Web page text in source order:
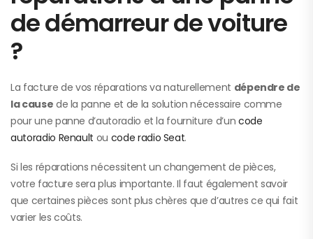
de démarreur de voiture
?
La facture de vos réparations va naturellement dépendre de
la cause de la panne et de la solution nécessaire comme
pour une panne d’autoradio et la fourniture d’un code
autoradio Renault ou code radio Seat.
Si les réparations nécessitent un changement de pièces,
votre facture sera plus importante. Il faut également savoir
que certaines pièces sont plus chères que d’autres ce qui fait
varier les coûts.